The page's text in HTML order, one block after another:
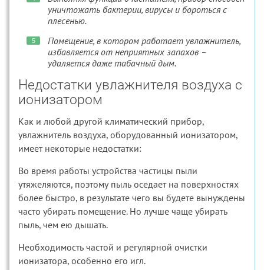
уничтожать бактерии, вирусы и бороться с
плесенью.
Помещение, в котором работает увлажнитель,
избавляется от неприятных запахов –
удаляется даже табачный дым.
Недостатки увлажнителя воздуха с
ионизатором
Как и любой другой климатический прибор,
увлажнитель воздуха, оборудованный ионизатором,
имеет некоторые недостатки:
Во время работы устройства частицы пыли
утяжеляются, поэтому пыль оседает на поверхностях
более быстро, в результате чего вы будете вынуждены
часто убирать помещение. Но лучше чаще убирать
пыль, чем ею дышать.
Необходимость частой и регулярной очистки
ионизатора, особенно его игл.